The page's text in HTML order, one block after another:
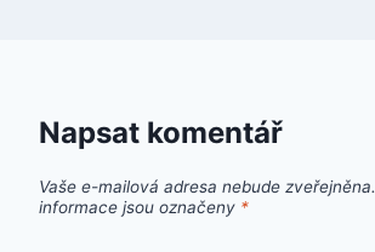
Napsat komentář
Vaše e-mailová adresa nebude zveřejněna.
informace jsou označeny *